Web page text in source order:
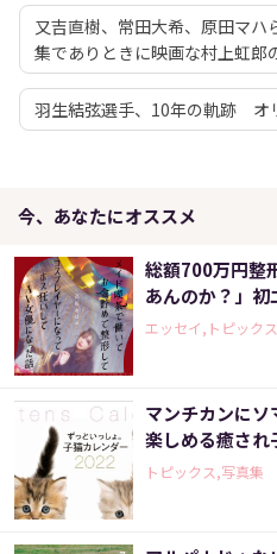
又吉直樹、常田大希、原田マ
集でありときに映画な村上虹郎
羽生結弦選手、10年の軌跡 オ
今、あなたにオススメ
総額700万円整
あんのか？」初
エッセイ,トピック
マンチカンに
楽しめる癒され
トピックス,写真集